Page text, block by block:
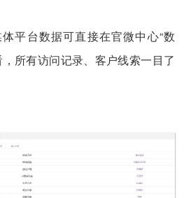
平台数据可直接在官微中心“数
，所有访问记录、客户线索一目了